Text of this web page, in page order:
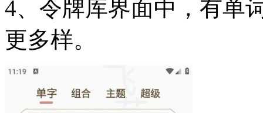
4、令牌库界面中，有单
更多样。